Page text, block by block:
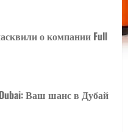
о компании Full
Ваш шанс в Дубай